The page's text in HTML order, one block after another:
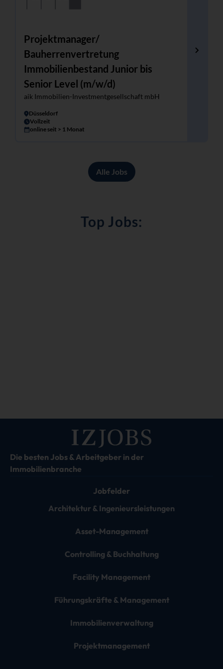
Projektmanager/
Bauherrenvertretung
Immobilienbestand Junior bis
Senior Level (m/w/d)
aik Immobilien-Investmentgesellschaft mbH
Düsseldorf
Vollzeit
online seit > 1 Monat
Alle Jobs
Top Jobs:
Die besten Jobs & Arbeitgeber in der
Immobilienbranche
Jobfelder
Architektur & Ingenieursleistungen
Asset-Management
Controlling & Buchhaltung
Facility Management
Führungskräfte & Management
Immobilienverwaltung
Projektmanagement